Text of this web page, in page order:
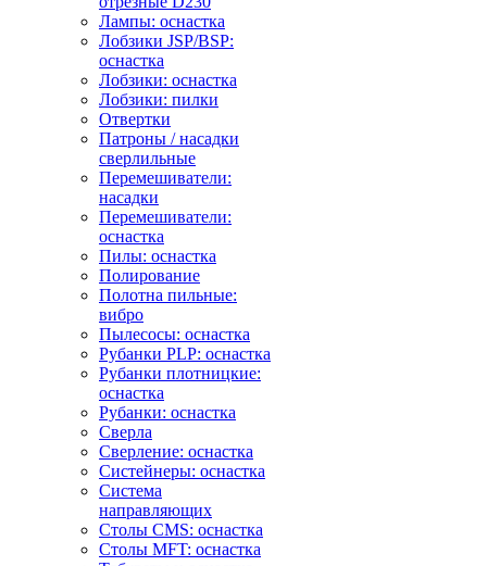
Лампы: оснастка
Лобзики JSP/BSP:
оснастка
Лобзики: оснастка
Лобзики: пилки
Отвертки
Патроны / насадки
сверлильные
Перемешиватели:
насадки
Перемешиватели:
оснастка
Пилы: оснастка
Полирование
Полотна пильные:
вибро
Пылесосы: оснастка
Рубанки PLP: оснастка
Рубанки плотницкие:
оснастка
Рубанки: оснастка
Сверла
Сверление: оснастка
Систейнеры: оснастка
Система
направляющих
Столы CMS: оснастка
Столы MFT: оснастка